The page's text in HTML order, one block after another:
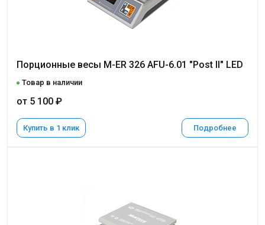
Порционные весы M-ER 326 AFU-6.01 "Post II" LED
Товар в наличии
от 5 100 ₽
Купить в 1 клик Подробнее